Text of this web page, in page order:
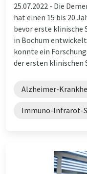
25.07.2022 - Die
hat einen 15 bis 20
bevor erste klinische
in Bochum
konnte ein
der ersten klinischen
Alzheimer-
Immuno-Infrarot-